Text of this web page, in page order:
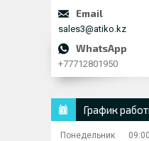
sales3@atiko.kz
+77712801950
График
Понедельник 09:00